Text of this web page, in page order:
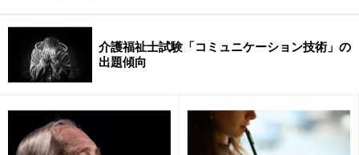
す。そのたびに介護技術などの本を読み返しておくほう
がいいと思います。
介護福祉士試験「コミュニケーション技術」の
出題傾向